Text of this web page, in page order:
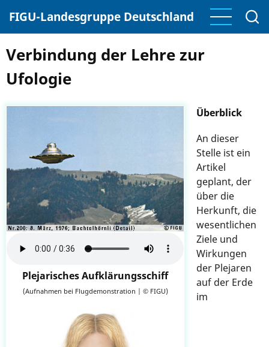
zum
Inhalt
FIGU-Landesgruppe Deutschland
Verbindung der Lehre zur
Ufologie
Plejarisches Aufklärungsschiff
(Aufnahmen bei Flugdemonstration | © FIGU)
Überblick
An dieser
Stelle ist ein
Artikel
geplant, der
über die
Herkunft, die
wesentlichen
Ziele und
Wirkungen
der Plejaren
auf der Erde
im